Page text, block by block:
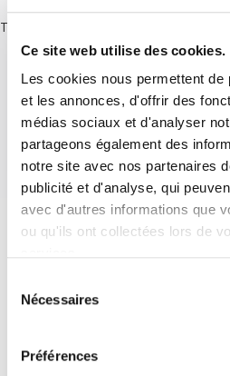
Ce site web utilise des cookies.
Les cookies nous permettent de
et les annonces, d'offrir des
médias sociaux et d'analyser
partageons également des
notre site avec nos partenaires
publicité et d'analyse, qui
avec d'autres informations que
ou qu'ils ont collectées lors de
Nécessaires
Préférences
There are no posts.